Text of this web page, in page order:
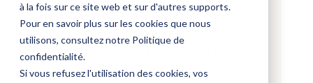
à la fois sur ce site web et sur d'autres supports.
Pour en savoir plus sur les cookies que nous
utilisons, consultez notre Politique de
confidentialité.
Si vous refusez l'utilisation des cookies, vos
Mot de passe perdu ? Veuillez saisir votre
identifiant ou votre adresse e-mail. Vous
recevrez un lien par e-mail pour créer un
nouveau mot de passe.